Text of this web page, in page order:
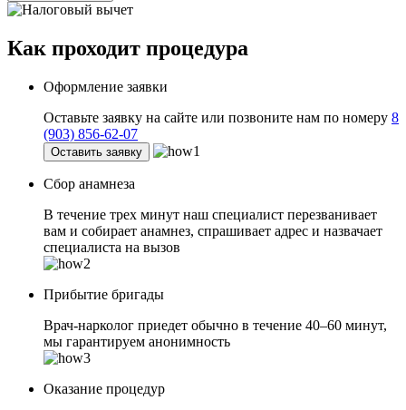
Как проходит процедура
Оформление заявки
Оставьте заявку на сайте или позвоните нам по номеру 8
(903) 856-62-07
Оставить заявку
Сбор анамнеза
В течение трех минут наш специалист перезванивает
вам и собирает анамнез, спрашивает адрес и назвачает
специалиста на вызов
Прибытие бригады
Врач-нарколог приедет обычно в течение 40–60 минут,
мы гарантируем анонимность
Оказание процедур